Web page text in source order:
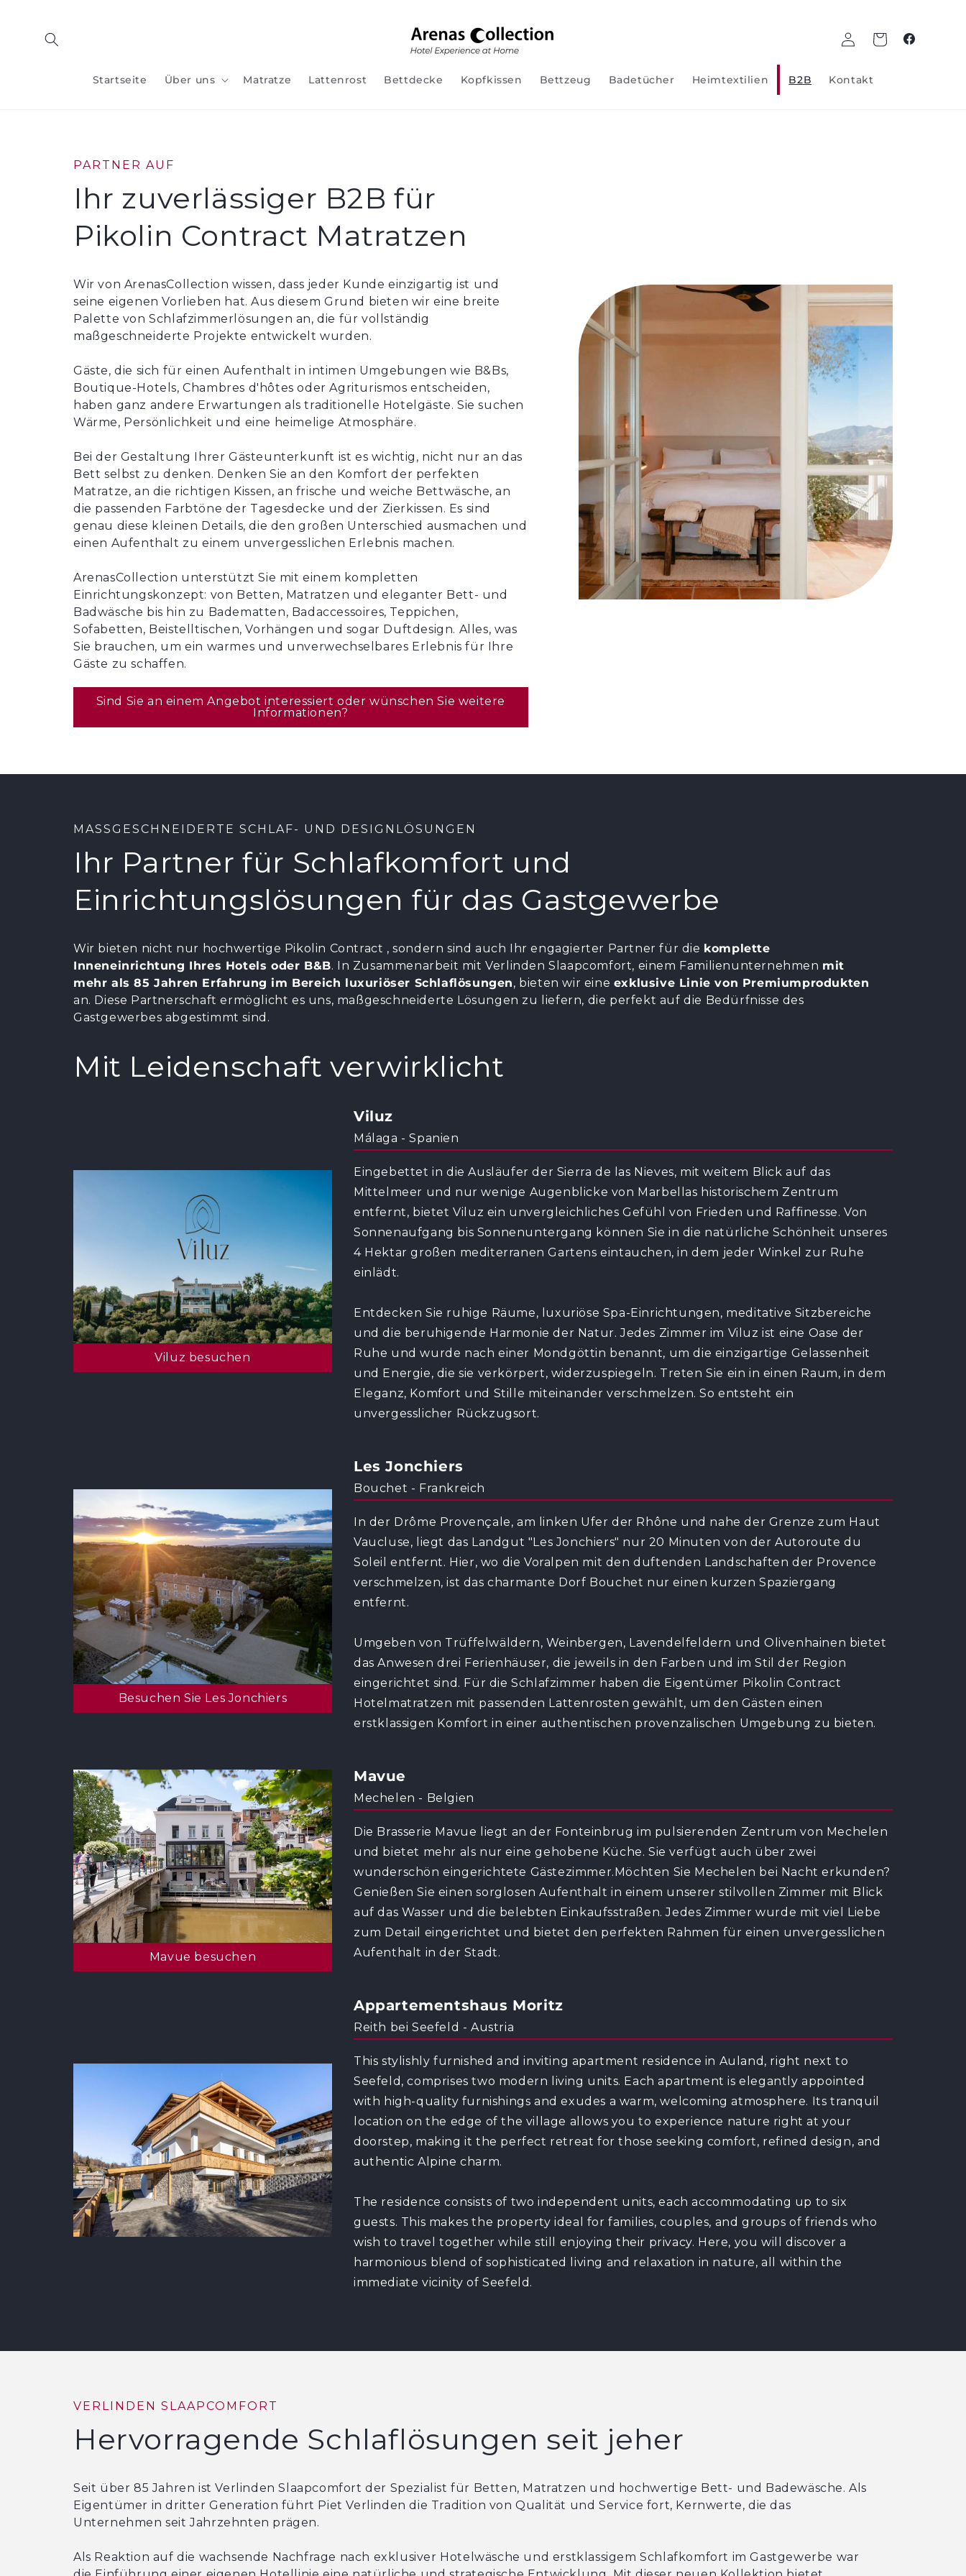
Startseite Über uns Matratze Lattenrost Bettdecke Kopfkissen Bettzeug Badetücher Heimtextilien B2B Kontakt
Log
in
Wagen
Facebook
PARTNER AUF
Ihr zuverlässiger B2B für
Pikolin Contract Matratzen
Wir von ArenasCollection wissen, dass jeder Kunde einzigartig ist und
seine eigenen Vorlieben hat. Aus diesem Grund bieten wir eine breite
Palette von Schlafzimmerlösungen an, die für vollständig
maßgeschneiderte Projekte entwickelt wurden.
Gäste, die sich für einen Aufenthalt in intimen Umgebungen wie B&Bs,
Boutique-Hotels, Chambres d'hôtes oder Agriturismos entscheiden,
haben ganz andere Erwartungen als traditionelle Hotelgäste. Sie suchen
Wärme, Persönlichkeit und eine heimelige Atmosphäre.
Bei der Gestaltung Ihrer Gästeunterkunft ist es wichtig, nicht nur an das
Bett selbst zu denken. Denken Sie an den Komfort der perfekten
Matratze, an die richtigen Kissen, an frische und weiche Bettwäsche, an
die passenden Farbtöne der Tagesdecke und der Zierkissen. Es sind
genau diese kleinen Details, die den großen Unterschied ausmachen und
einen Aufenthalt zu einem unvergesslichen Erlebnis machen.
ArenasCollection unterstützt Sie mit einem kompletten
Einrichtungskonzept: von Betten, Matratzen und eleganter Bett- und
Badwäsche bis hin zu Badematten, Badaccessoires, Teppichen,
Sofabetten, Beistelltischen, Vorhängen und sogar Duftdesign. Alles, was
Sie brauchen, um ein warmes und unverwechselbares Erlebnis für Ihre
Gäste zu schaffen.
Sind Sie an einem Angebot interessiert oder wünschen Sie weitere
Informationen?
MASSGESCHNEIDERTE SCHLAF- UND DESIGNLÖSUNGEN
Ihr Partner für Schlafkomfort und
Einrichtungslösungen für das Gastgewerbe
Wir bieten nicht nur hochwertige Pikolin Contract , sondern sind auch Ihr engagierter Partner für die komplette
Inneneinrichtung Ihres Hotels oder B&B. In Zusammenarbeit mit Verlinden Slaapcomfort, einem Familienunternehmen mit
mehr als 85 Jahren Erfahrung im Bereich luxuriöser Schlaflösungen, bieten wir eine exklusive Linie von Premiumprodukten
an. Diese Partnerschaft ermöglicht es uns, maßgeschneiderte Lösungen zu liefern, die perfekt auf die Bedürfnisse des
Gastgewerbes abgestimmt sind.
Mit Leidenschaft verwirklicht
Viluz besuchen
Viluz
Málaga - Spanien
Eingebettet in die Ausläufer der Sierra de las Nieves, mit weitem Blick auf das
Mittelmeer und nur wenige Augenblicke von Marbellas historischem Zentrum
entfernt, bietet Viluz ein unvergleichliches Gefühl von Frieden und Raffinesse. Von
Sonnenaufgang bis Sonnenuntergang können Sie in die natürliche Schönheit unseres
4 Hektar großen mediterranen Gartens eintauchen, in dem jeder Winkel zur Ruhe
einlädt.
Entdecken Sie ruhige Räume, luxuriöse Spa-Einrichtungen, meditative Sitzbereiche
und die beruhigende Harmonie der Natur. Jedes Zimmer im Viluz ist eine Oase der
Ruhe und wurde nach einer Mondgöttin benannt, um die einzigartige Gelassenheit
und Energie, die sie verkörpert, widerzuspiegeln. Treten Sie ein in einen Raum, in dem
Eleganz, Komfort und Stille miteinander verschmelzen. So entsteht ein
unvergesslicher Rückzugsort.
Besuchen Sie Les Jonchiers
Les Jonchiers
Bouchet - Frankreich
In der Drôme Provençale, am linken Ufer der Rhône und nahe der Grenze zum Haut
Vaucluse, liegt das Landgut "Les Jonchiers" nur 20 Minuten von der Autoroute du
Soleil entfernt. Hier, wo die Voralpen mit den duftenden Landschaften der Provence
verschmelzen, ist das charmante Dorf Bouchet nur einen kurzen Spaziergang
entfernt.
Umgeben von Trüffelwäldern, Weinbergen, Lavendelfeldern und Olivenhainen bietet
das Anwesen drei Ferienhäuser, die jeweils in den Farben und im Stil der Region
eingerichtet sind. Für die Schlafzimmer haben die Eigentümer Pikolin Contract
Hotelmatratzen mit passenden Lattenrosten gewählt, um den Gästen einen
erstklassigen Komfort in einer authentischen provenzalischen Umgebung zu bieten.
Mavue besuchen
Mavue
Mechelen - Belgien
Die Brasserie Mavue liegt an der Fonteinbrug im pulsierenden Zentrum von Mechelen
und bietet mehr als nur eine gehobene Küche. Sie verfügt auch über zwei
wunderschön eingerichtete Gästezimmer.Möchten Sie Mechelen bei Nacht erkunden?
Genießen Sie einen sorglosen Aufenthalt in einem unserer stilvollen Zimmer mit Blick
auf das Wasser und die belebten Einkaufsstraßen. Jedes Zimmer wurde mit viel Liebe
zum Detail eingerichtet und bietet den perfekten Rahmen für einen unvergesslichen
Aufenthalt in der Stadt.
Appartementshaus Moritz
Reith bei Seefeld - Austria
This stylishly furnished and inviting apartment residence in Auland, right next to
Seefeld, comprises two modern living units. Each apartment is elegantly appointed
with high-quality furnishings and exudes a warm, welcoming atmosphere. Its tranquil
location on the edge of the village allows you to experience nature right at your
doorstep, making it the perfect retreat for those seeking comfort, refined design, and
authentic Alpine charm.
The residence consists of two independent units, each accommodating up to six
guests. This makes the property ideal for families, couples, and groups of friends who
wish to travel together while still enjoying their privacy. Here, you will discover a
harmonious blend of sophisticated living and relaxation in nature, all within the
immediate vicinity of Seefeld.
VERLINDEN SLAAPCOMFORT
Hervorragende Schlaflösungen seit jeher
Seit über 85 Jahren ist Verlinden Slaapcomfort der Spezialist für Betten, Matratzen und hochwertige Bett- und Badewäsche. Als
Eigentümer in dritter Generation führt Piet Verlinden die Tradition von Qualität und Service fort, Kernwerte, die das
Unternehmen seit Jahrzehnten prägen.
Als Reaktion auf die wachsende Nachfrage nach exklusiver Hotelwäsche und erstklassigem Schlafkomfort im Gastgewerbe war